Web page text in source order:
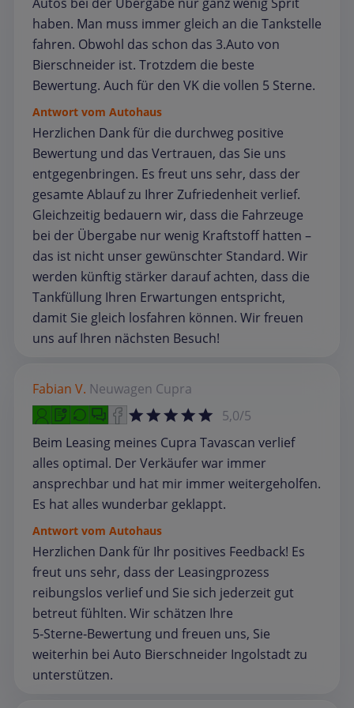
haben. Man muss immer gleich an die Tankstelle
fahren. Obwohl das schon das 3.Auto von
Bierschneider ist. Trotzdem die beste
Bewertung. Auch für den VK die vollen 5 Sterne.
Antwort vom Autohaus
Herzlichen Dank für die durchweg positive
Bewertung und das Vertrauen, das Sie uns
entgegenbringen. Es freut uns sehr, dass der
gesamte Ablauf zu Ihrer Zufriedenheit verlief.
Gleichzeitig bedauern wir, dass die Fahrzeuge
bei der Übergabe nur wenig Kraftstoff hatten –
das ist nicht unser gewünschter Standard. Wir
werden künftig stärker darauf achten, dass die
Tankfüllung Ihren Erwartungen entspricht,
damit Sie gleich losfahren können. Wir freuen
uns auf Ihren nächsten Besuch!
Fabian V. Neuwagen Cupra
5,0/5
Beim Leasing meines Cupra Tavascan verlief
alles optimal. Der Verkäufer war immer
ansprechbar und hat mir immer weitergeholfen.
Es hat alles wunderbar geklappt.
Antwort vom Autohaus
Herzlichen Dank für Ihr positives Feedback! Es
freut uns sehr, dass der Leasingprozess
reibungslos verlief und Sie sich jederzeit gut
betreut fühlten. Wir schätzen Ihre
5‑Sterne‑Bewertung und freuen uns, Sie
weiterhin bei Auto Bierschneider Ingolstadt zu
unterstützen.